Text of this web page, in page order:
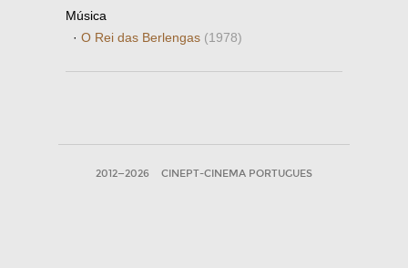
Música
· O Rei das Berlengas (1978)
2012—2026 CINEPT-CINEMA PORTUGUES